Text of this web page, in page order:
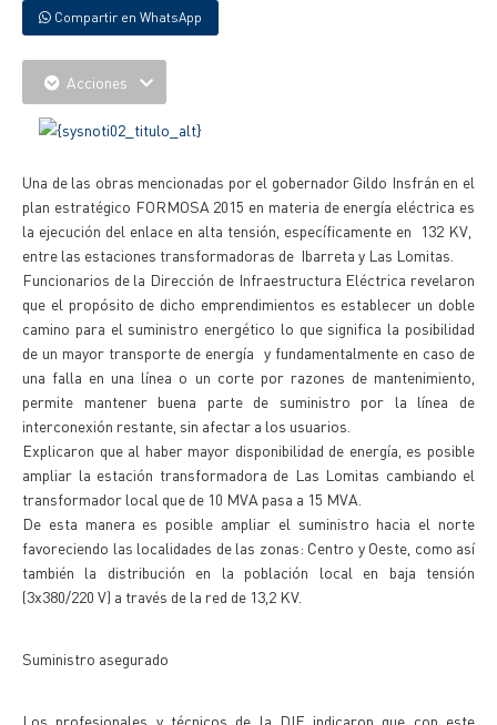
Compartir en WhatsApp
Acciones
Una de las obras mencionadas por el gobernador Gildo Insfrán en el
plan estratégico FORMOSA 2015 en materia de energía eléctrica es
la ejecución del enlace en alta tensión, específicamente en 132 KV,
entre las estaciones transformadoras de Ibarreta y Las Lomitas.
Funcionarios de la Dirección de Infraestructura Eléctrica revelaron
que el propósito de dicho emprendimientos es establecer un doble
camino para el suministro energético lo que significa la posibilidad
de un mayor transporte de energía y fundamentalmente en caso de
una falla en una línea o un corte por razones de mantenimiento,
permite mantener buena parte de suministro por la línea de
interconexión restante, sin afectar a los usuarios.
Explicaron que al haber mayor disponibilidad de energía, es posible
ampliar la estación transformadora de Las Lomitas cambiando el
transformador local que de 10 MVA pasa a 15 MVA.
De esta manera es posible ampliar el suministro hacia el norte
favoreciendo las localidades de las zonas: Centro y Oeste, como así
también la distribución en la población local en baja tensión
(3x380/220 V) a través de la red de 13,2 KV.
Suministro asegurado
Los profesionales y técnicos de la DIE indicaron que con este